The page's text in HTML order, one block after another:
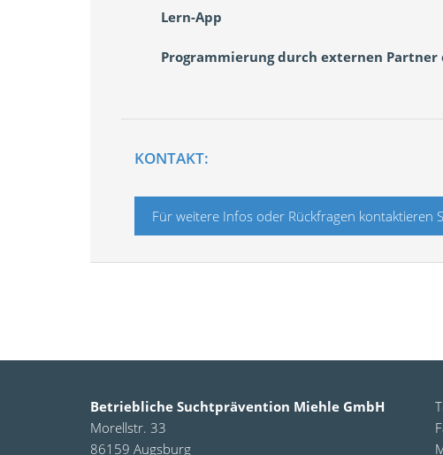
Lern-App
Programmierung durch externen Partner
KONTAKT:
Für weitere Infos oder Rückfragen kontaktieren
Betriebliche Suchtprävention Miehle GmbH
Morellstr. 33
86159 Augsburg